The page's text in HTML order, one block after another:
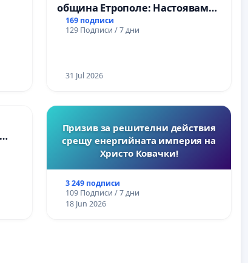
община Етрополе: Настояваме
за ясни гаранции от “Елаците-
МЕД” АД и от държавата, че ще
169 подписи
129 Подписи / 7 дни
31 Jul 2026
Призив за решителни действия
срещу енергийната империя на
Христо Ковачки!
3 249 подписи
109 Подписи / 7 дни
18 Jun 2026